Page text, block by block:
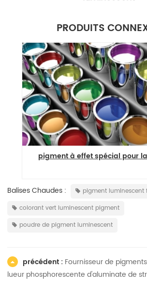
PRODUITS
pigment à effet spécial pour
Balises Chaudes :
pigment luminescent
colorant vert luminescent pigment
poudre de pigment luminescent
précédent : Fournisseur de
lueur phosphorescente d'aluminate de